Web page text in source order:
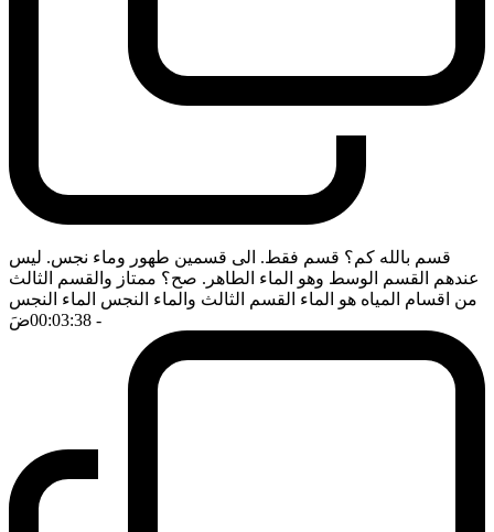
قسم بالله كم؟ قسم فقط. الى قسمين طهور وماء نجس. ليس
عندهم القسم الوسط وهو الماء الطاهر. صح؟ ممتاز والقسم الثالث
من اقسام المياه هو الماء القسم الثالث والماء النجس الماء النجس
- 00:03:38
ضَ